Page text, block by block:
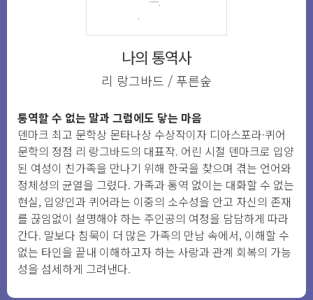
나의 통역사
리 랑그바드 / 푸른숲
통역할 수 없는 말과 그럼에도 닿는 마음
덴마크 최고 문학상 몬타나상 수상작이자 디아스포라·퀴어
문학의 정점 리 랑그바드의 대표작. 어린 시절 덴마크로 입양
된 여성이 친가족을 만나기 위해 한국을 찾으며 겪는 언어와
정체성의 균열을 그렸다. 가족과 통역 없이는 대화할 수 없는
현실, 입양인과 퀴어라는 이중의 소수성을 안고 자신의 존재
를 끊임없이 설명해야 하는 주인공의 여정을 담담하게 따라
간다. 말보다 침묵이 더 많은 가족의 만남 속에서, 이해할 수
없는 타인을 끝내 이해하고자 하는 사랑과 관계 회복의 가능
성을 섬세하게 그려낸다.